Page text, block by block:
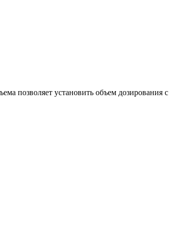
позволяет установить объем дозирования с